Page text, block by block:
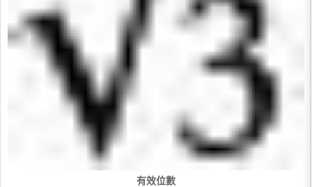
有效位數